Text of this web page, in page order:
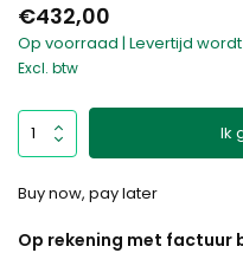
€432,00
Op voorraad | Levertijd
Excl. btw
Ik
Buy now, pay later
Op rekening met factuur